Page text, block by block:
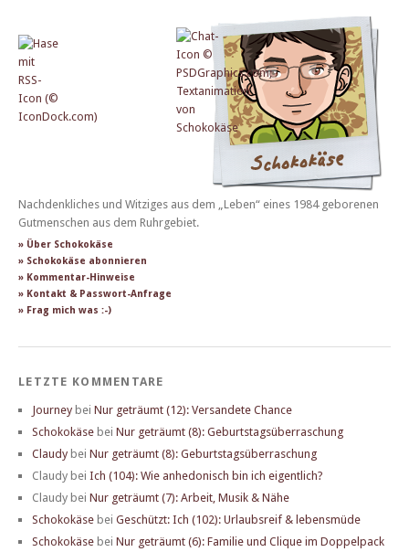
Nachdenkliches und Witziges aus dem „Leben“ eines 1984 geborenen
Gutmenschen aus dem Ruhrgebiet.
» Über Schokokäse
» Schokokäse abonnieren
» Kommentar-Hinweise
» Kontakt & Passwort-Anfrage
» Frag mich was :-)
LETZTE KOMMENTARE
Journey bei Nur geträumt (12): Versandete Chance
Schokokäse bei Nur geträumt (8): Geburtstagsüberraschung
Claudy bei Nur geträumt (8): Geburtstagsüberraschung
Claudy bei Ich (104): Wie anhedonisch bin ich eigentlich?
Claudy bei Nur geträumt (7): Arbeit, Musik & Nähe
Schokokäse bei Geschützt: Ich (102): Urlaubsreif & lebensmüde
Schokokäse bei Nur geträumt (6): Familie und Clique im Doppelpack